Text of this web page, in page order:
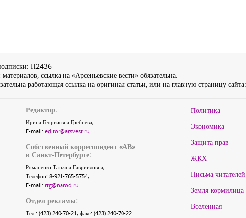
П2436
ссылка на «Арсеньевские вести» обязательна.
работающая ссылка на оригинал статьи, или на главную страницу сайта:
Редактор:
Ирина Георгиевна Гребнёва,
E-mail: editor@arsvest.ru
Собственный корреспондент «АВ»
в Санкт-Петербурге:
Романенко Татьяна Гаврииловна,
Телефон: 8-921-765-5754,
E-mail: rtg@narod.ru
Отдел рекламы:
Тел.: (423) 240-70-21, факс: (423) 240-70-22
Политика
Экономика
Защита прав
ЖКХ
Письма читателей
Земля-кормилица
Вселенная